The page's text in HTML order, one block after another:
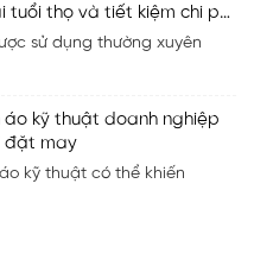
tuổi thọ và tiết kiệm chi phí
sử dụng thường xuyên
áo kỹ thuật doanh nghiệp
đặt may
kỹ thuật có thể khiến